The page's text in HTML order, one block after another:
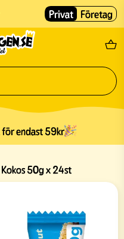
Fri
Privat Företag
endast 59kr
50g x 24st